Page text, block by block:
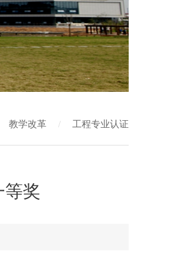
教学改革 / 工程专业认证
等奖